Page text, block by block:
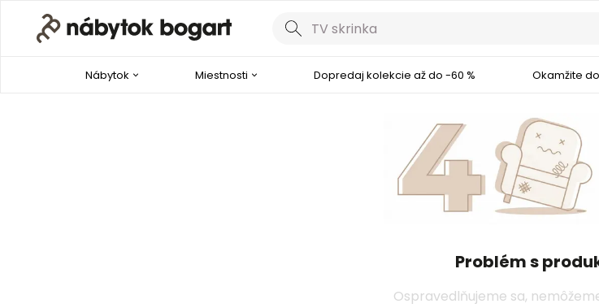
Nábytok Miestnosti Dopredaj kolekcie až do -60 % Okamžite
Problém s
Ospravedlňujeme sa,